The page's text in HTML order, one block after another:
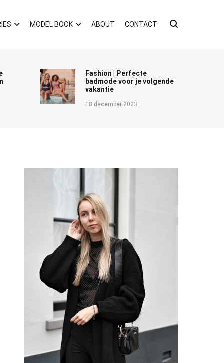
MODEL BOOK ABOUT CONTACT
Fashion | Perfecte
badmode voor je volgende
vakantie
18 december 2023